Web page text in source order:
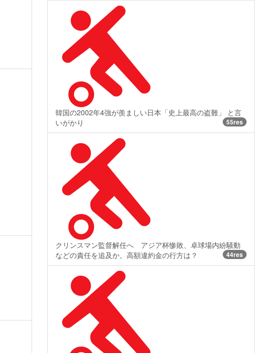
韓国の2002年4強が羨ましい日本「史上最高の盗難」 と言
いがかり
55res
クリンスマン監督解任へ アジア杯惨敗、卓球場内紛騒動
などの責任を追及か。高額違約金の行方は？
44res